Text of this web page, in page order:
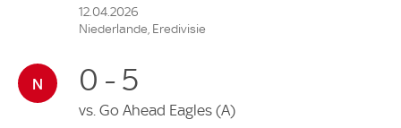
12.04.2026
Niederlande, Eredivisie
0 - 5
vs. Go Ahead Eagles (A)